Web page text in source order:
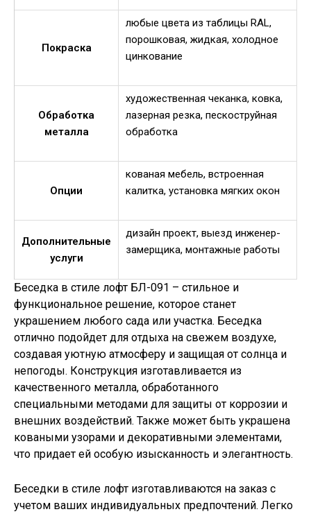
Покраска
любые цвета из таблицы RAL,
порошковая, жидкая, холодное
цинкование
Обработка
металла
художественная чеканка, ковка,
лазерная резка, пескоструйная
обработка
Опции
кованая мебель, встроенная
калитка, установка мягких окон
Дополнительные
услуги
дизайн проект, выезд инженер-
замерщика, монтажные работы
Беседка в стиле лофт БЛ-091 – стильное и
функциональное решение, которое станет
украшением любого сада или участка. Беседка
отлично подойдет для отдыха на свежем воздухе,
создавая уютную атмосферу и защищая от солнца и
непогоды. Конструкция изготавливается из
качественного металла, обработанного
специальными методами для защиты от коррозии и
внешних воздействий. Также может быть украшена
коваными узорами и декоративными элементами,
что придает ей особую изысканность и элегантность.
Беседки в стиле лофт изготавливаются на заказ с
учетом ваших индивидуальных предпочтений. Легко